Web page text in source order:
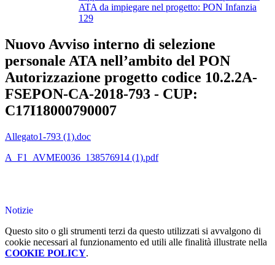
ATA da impiegare nel progetto: PON Infanzia
129
Nuovo Avviso interno di selezione
personale ATA nell’ambito del PON
Autorizzazione progetto codice 10.2.2A-
FSEPON-CA-2018-793 - CUP:
C17I18000790007
Allegato1-793 (1).doc
A_F1_AVME0036_138576914 (1).pdf
Notizie
Questo sito o gli strumenti terzi da questo utilizzati si avvalgono di
cookie necessari al funzionamento ed utili alle finalità illustrate nella
COOKIE POLICY.